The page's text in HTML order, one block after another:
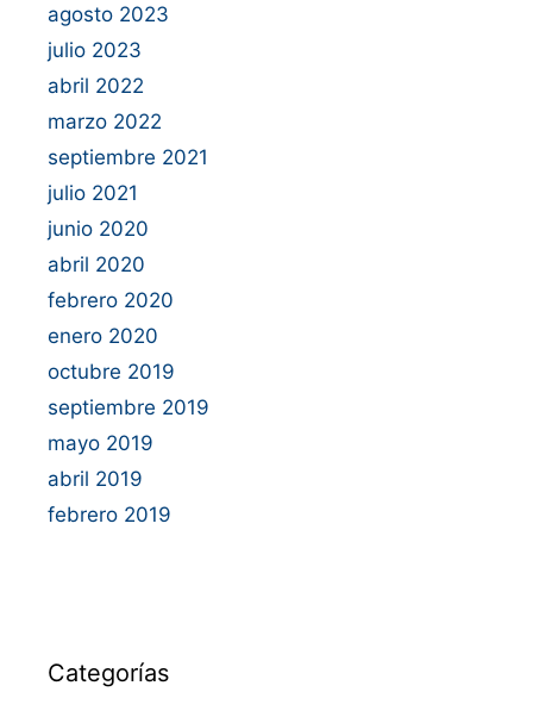
agosto 2023
julio 2023
abril 2022
marzo 2022
septiembre 2021
julio 2021
junio 2020
abril 2020
febrero 2020
enero 2020
octubre 2019
septiembre 2019
mayo 2019
abril 2019
febrero 2019
Categorías